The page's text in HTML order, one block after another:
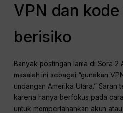
VPN dan
berisiko
Banyak postingan lama di Sora 2
masalah ini sebagai “gunakan
undangan Amerika Utara.” Saran
karena hanya berfokus pada
untuk mempertahankan akun